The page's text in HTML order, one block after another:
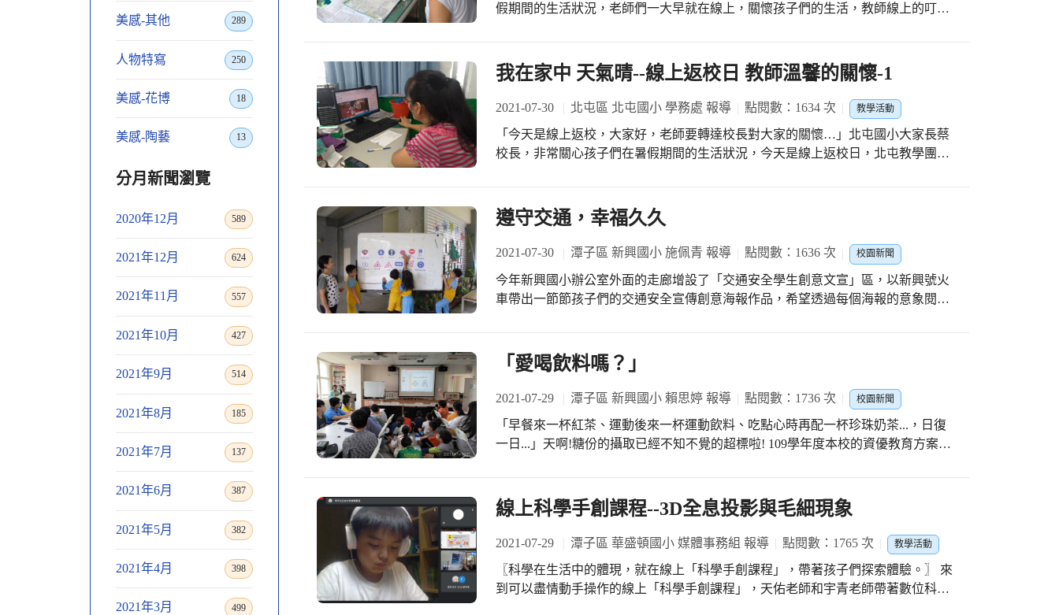
美感-其他 289
人物特寫 250
美感-花博 18
美感-陶藝 13
分月新聞瀏覽
2020年12月 589
2021年12月 624
2021年11月 557
2021年10月 427
2021年9月 514
2021年8月 185
2021年7月 137
2021年6月 387
2021年5月 382
2021年4月 398
2021年3月 499
假期間的生活狀況，老師們一大早就在線上，關懷孩子們的生活，教師線上的叮
我在家中 天氣晴--線上返校日 教師溫馨的關懷-1
2021-07-30 北屯區 北屯國小 學務處 報導 點閱數：1634 次 教學活動
「今天是線上返校，大家好，老師要轉達校長對大家的關懷…」北屯國小大家長蔡
校長，非常關心孩子們在暑假期間的生活狀況，今天是線上返校日，北屯教學團隊
人有身體不適狀況要儘快依流程來處理。
遵守交通，幸福久久
2021-07-30 潭子區 新興國小 施佩青 報導 點閱數：1636 次 校園新聞
今年新興國小辦公室外面的走廊增設了「交通安全學生創意文宣」區，以新興號火
車帶出一節節孩子們的交通安全宣傳創意海報作品，希望透過每個海報的意象閱
中透過生動的講述模式以及輔以令人印象深刻的影片來強化學生的印象，或透過九
宮格的投擲標誌遊戲回答答案方式與學生互動等，讓學生在熱烈活潑的氣氛中建立
正確的交通安全觀念。 校園交通宣導內容主要以「行人」為主，在許多交通事故經
常多發生於路口，除了因為車輛未禮讓行人而導致傷亡，最主要事故發生原因也是
因為行人未依規定行走，因此，讓學生學會在道路上行走需要留意小心，還要懂得
如何保護自己，避免憾事發生。 知行合一的教學期待能夠「預防勝於治療」，讓每
「愛喝飲料嗎？」
2021-07-29 潭子區 新興國小 賴思婷 報導 點閱數：1736 次 校園新聞
「早餐來一杯紅茶、運動後來一杯運動飲料、吃點心時再配一杯珍珠奶茶...，日復
一日...」天啊!糖份的攝取已經不知不覺的超標啦! 109學年度本校的資優教育方案，
師協助介入三管齊下，讓同學們重新認識各種飲品的含糖成份、以及它們對身體造
成的不良負擔，最後階段則是驗收同學們的改善行動成果。 整個過程從一開始的飲
用情況調查到介入、追蹤都相當不容易，一方面學生需要在學校裡有限的課餘時間
內完成調查，另一方面每天要記錄追蹤同學們的飲料攝取情況，再加上五月份之後
因疫情的影響居家上課，老師與學生都得調整適應新的學習方式。但所幸在老師的
指導和學生的努力之下，如期的完成研究，在本學期末以視訊會議的方式讓六年級
線上科學手創課程--3D全息投影與毛細現象
2021-07-29 潭子區 華盛頓國小 媒體事務組 報導 點閱數：1765 次 教學活動
〖科學在生活中的體現，就在線上「科學手創課程」，帶著孩子們探索體驗。〗 來
到可以盡情動手操作的線上「科學手創課程」，天佑老師和宇青老師帶著數位科學